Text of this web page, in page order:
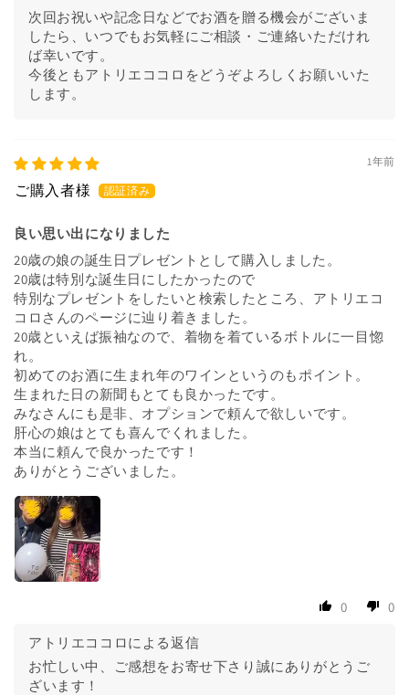
次回お祝いや記念日などでお酒を贈る機会がございま
したら、いつでもお気軽にご相談・ご連絡いただけれ
ば幸いです。
今後ともアトリエココロをどうぞよろしくお願いいた
します。
1年前
良い思い出になりました
20歳の娘の誕生日プレゼントとして購入しました。
20歳は特別な誕生日にしたかったので
特別なプレゼントをしたいと検索したところ、アトリエコ
コロさんのページに辿り着きました。
20歳といえば振袖なので、着物を着ているボトルに一目惚
れ。
初めてのお酒に生まれ年のワインというのもポイント。
生まれた日の新聞もとても良かったです。
みなさんにも是非、オプションで頼んで欲しいです。
肝心の娘はとても喜んでくれました。
本当に頼んで良かったです！
ありがとうございました。
0 0
アトリエココロによる返信
お忙しい中、ご感想をお寄せ下さり誠にありがとうご
ざいます！